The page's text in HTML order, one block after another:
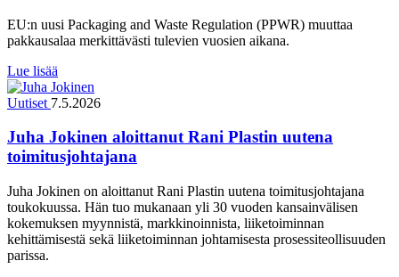
EU:n uusi Packaging and Waste Regulation (PPWR) muuttaa
pakkausalaa merkittävästi tulevien vuosien aikana.
Lue lisää
Uutiset 7.5.2026
Juha Jokinen aloittanut Rani Plastin uutena
toimitusjohtajana
Juha Jokinen on aloittanut Rani Plastin uutena toimitusjohtajana
toukokuussa. Hän tuo mukanaan yli 30 vuoden kansainvälisen
kokemuksen myynnistä, markkinoinnista, liiketoiminnan
kehittämisestä sekä liiketoiminnan johtamisesta prosessiteollisuuden
parissa.